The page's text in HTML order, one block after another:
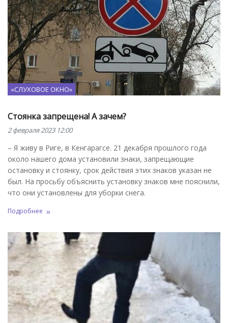
«СЛУХОВОЕ ОКНО»
Стоянка запрещена! А зачем?
2 февраля 2023 12:00
– Я живу в Риге, в Кенгарагсе. 21 декабря прошлого года
около нашего дома установили знаки, запрещающие
остановку и стоянку, срок действия этих знаков указан не
был. На просьбу объяснить установку знаков мне пояснили,
что они установлены для уборки снега.
Подробнее